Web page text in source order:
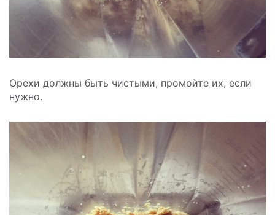
Орехи должны быть чистыми, промойте их, если
нужно.